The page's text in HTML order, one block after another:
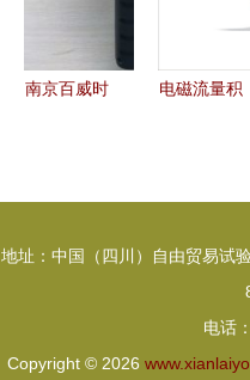
南京百威时
专业销售服
电磁流量积
地址：中国（四川）自由贸易试
电话
Copyright © 2026